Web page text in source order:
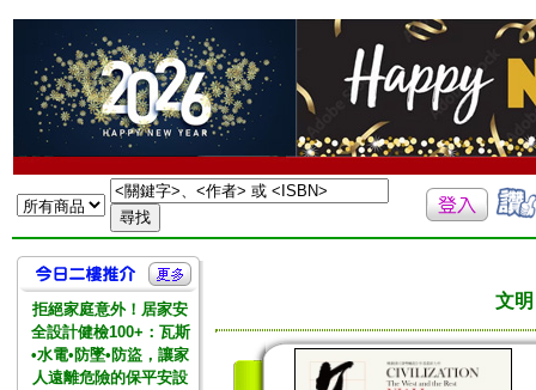
拒絕家庭意外！居家安
全設計健檢100+：瓦斯
•水電•防墜•防盜，讓家
人遠離危險的保平安設
文